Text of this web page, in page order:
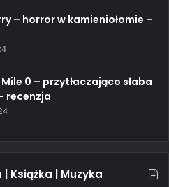
– horror w kamieniołomie –
0 – przytłaczająco słaba
recenzja
Książka | Muzyka